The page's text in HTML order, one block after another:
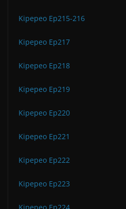
Kipepeo Ep215-216
Kipepeo Ep217
Kipepeo Ep218
Kipepeo Ep219
Kipepeo Ep220
Kipepeo Ep221
Kipepeo Ep222
Kipepeo Ep223